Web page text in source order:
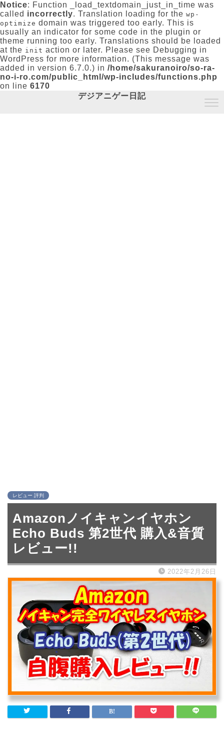
Notice: Function _load_textdomain_just_in_time was
called incorrectly. Translation loading for the wp-
optimize domain was triggered too early. This is
usually an indicator for some code in the plugin or
theme running too early. Translations should be loaded
at the init action or later. Please see Debugging in
WordPress for more information. (This message was
added in version 6.7.0.) in /home/sakuranoiro/so-ra-
no-i-ro.com/public_html/wp-includes/functions.php
on line 6170
デジアニゲー日記
レビュー 評判
Amazonノイキャンイヤホン
Echo Buds 第2世代 購入&音質
レビュー!!
2022年2月26日